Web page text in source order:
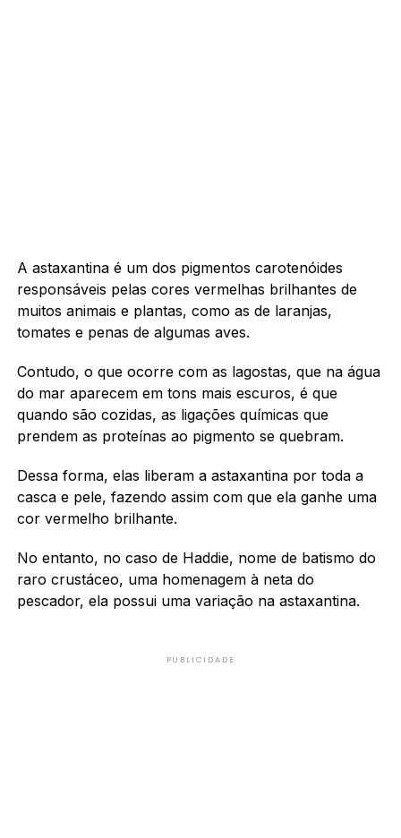
A astaxantina é um dos pigmentos carotenóides
responsáveis ​​pelas cores vermelhas brilhantes de
muitos animais e plantas, como as de laranjas,
tomates e penas de algumas aves.
Contudo, o que ocorre com as lagostas, que na água
do mar aparecem em tons mais escuros, é que
quando são cozidas, as ligações químicas que
prendem as proteínas ao pigmento se quebram.
Dessa forma, elas liberam a astaxantina por toda a
casca e pele, fazendo assim com que ela ganhe uma
cor vermelho brilhante.
No entanto, no caso de Haddie, nome de batismo do
raro crustáceo, uma homenagem à neta do
pescador, ela possui uma variação na astaxantina.
PUBLICIDADE